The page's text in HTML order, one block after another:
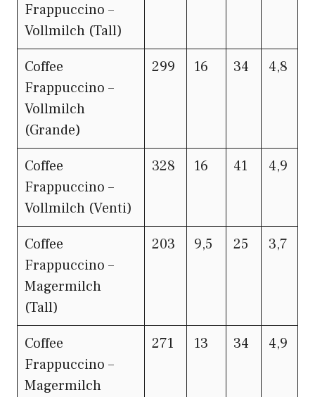
Frappuccino –
Vollmilch (Tall)
Coffee
Frappuccino –
Vollmilch
(Grande)
299 16 34 4,8
Coffee
Frappuccino –
Vollmilch (Venti)
328 16 41 4,9
Coffee
Frappuccino –
Magermilch
(Tall)
203 9,5 25 3,7
Coffee
Frappuccino –
Magermilch
271 13 34 4,9